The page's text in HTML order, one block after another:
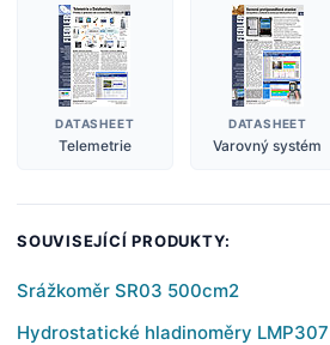
DATASHEET
Telemetrie
DATASHEET
Varovný systém
SOUVISEJÍCÍ PRODUKTY:
Srážkoměr SR03 500cm2
Hydrostatické hladinoměry